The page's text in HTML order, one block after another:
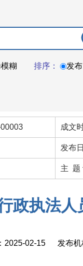
模糊 排序： 发
成文
发布
主 题
政执法人
2025-02-15 发布机